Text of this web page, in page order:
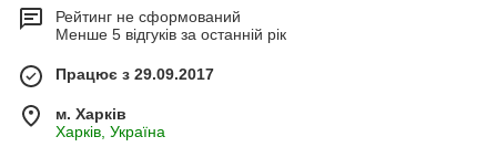
Рейтинг не сформований
Менше 5 відгуків за останній рік
Працює з 29.09.2017
м. Харків
Харків, Україна